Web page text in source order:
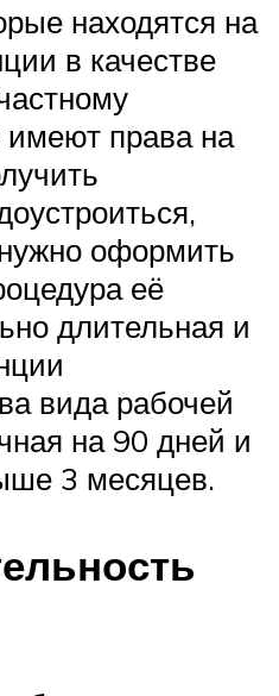
находятся на
в качестве
права на
оформить
её
длительная и
вида рабочей
на 90 дней и
3 месяцев.